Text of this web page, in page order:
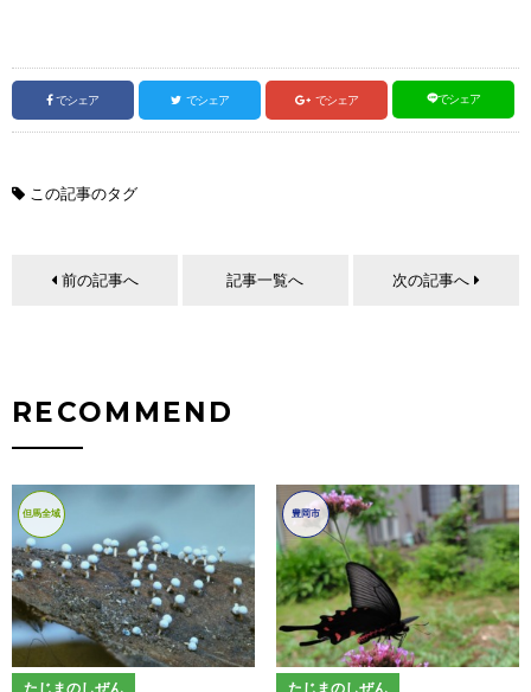
でシェア でシェア でシェア でシェア
この記事のタグ
前の記事へ 記事一覧へ 次の記事へ
RECOMMEND
但馬全域 豊岡市